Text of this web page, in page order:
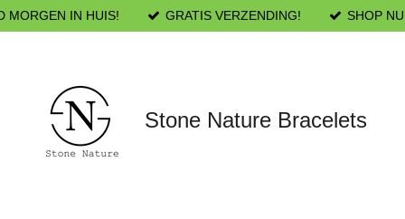
MORGEN IN HUIS! GRATIS VERZENDING! SHOP
Stone Nature Bracelets